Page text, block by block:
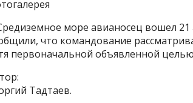
море авианосец вошел 21
что командование
первоначальной объявленной
Тадтаев.